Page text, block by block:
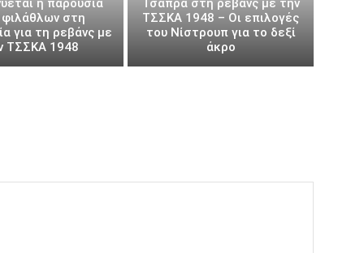
η παρουσία
στη
για τη ρεβάνς με
ΤΣΣΚΑ 1948
Τσάπρα στη ρεβάνς με την
ΤΣΣΚΑ 1948 – Οι επιλογές
του Νίστρουπ για το δεξί
άκρο